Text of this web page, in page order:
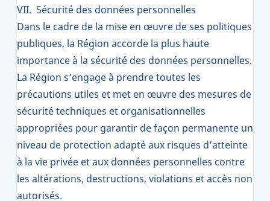
VII. Sécurité des données personnelles
Dans le cadre de la mise en œuvre de ses politiques
publiques, la Région accorde la plus haute
importance à la sécurité des données personnelles.
La Région s’engage à prendre toutes les
précautions utiles et met en œuvre des mesures de
sécurité techniques et organisationnelles
appropriées pour garantir de façon permanente un
niveau de protection adapté aux risques d’atteinte
à la vie privée et aux données personnelles contre
les altérations, destructions, violations et accès non
autorisés.